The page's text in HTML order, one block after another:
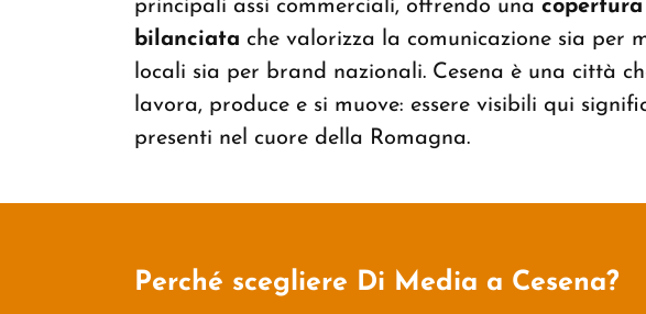
principali assi commerciali, offrendo una copertura
bilanciata che valorizza la comunicazione sia per
locali sia per brand nazionali. Cesena è una città
lavora, produce e si muove: essere visibili qui
presenti nel cuore della Romagna.
Perché scegliere Di Media a Cesena?